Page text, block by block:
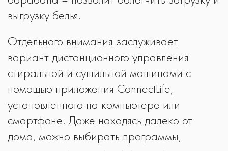
выгрузку белья.
Отдельного внимания заслуживает
вариант дистанционного управления
стиральной и сушильной машинами с
помощью приложения ConnectLife,
установленного на компьютере или
смартфоне. Даже находясь далеко от
дома, можно выбирать программы,